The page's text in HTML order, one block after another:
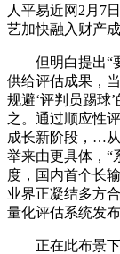
人平易近网2月7
艺加快融入财产成
但明白提出“要
供给评估成果，
规避‘评判员踢球
之。通过顺应性
成长新阶段，…
举来由更具体，“
度，国内首个长
业界正凝结多方
量化评估系统发布
正在此布景下